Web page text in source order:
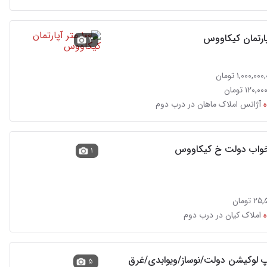
آژانس املاک ماهان در درب دوم
۳
املاک کیان در درب دوم
۱
تاپ لوکیشن دولت/نوساز/ویوابدی/غرق
۵